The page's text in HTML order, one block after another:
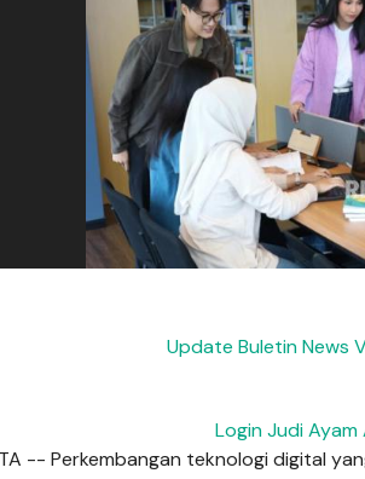
Update Buletin News
Login Judi Ayam
-- Perkembangan teknologi digital